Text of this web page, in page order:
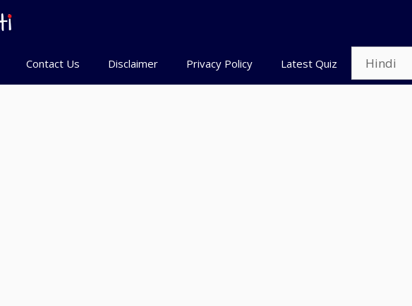
Contact Us Disclaimer Privacy Policy Latest Quiz